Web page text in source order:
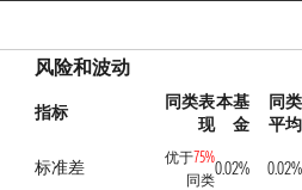
风险和波动
指标
同类表
现
本基
金
同类
平均
标准差
优于75%
同类
0.02% 0.02%